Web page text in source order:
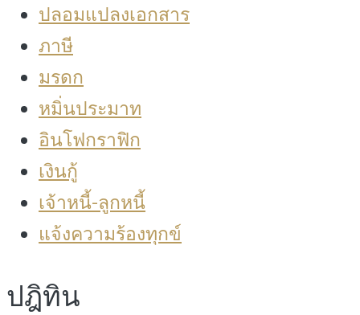
ปลอมแปลงเอกสาร
ภาษี
มรดก
หมิ่นประมาท
อินโฟกราฟิก
เงินกู้
เจ้าหนี้-ลูกหนี้
แจ้งความร้องทุกข์
ปฎิทิน